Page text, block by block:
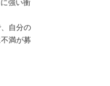
強い衝
自分の
満が募